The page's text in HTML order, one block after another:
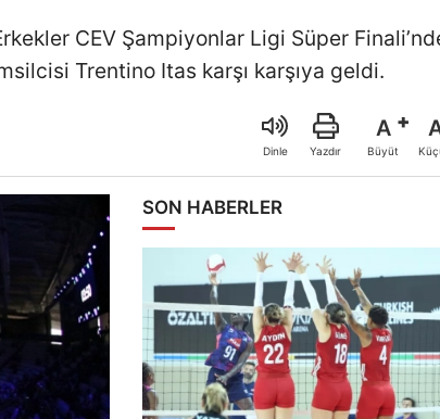
CEV Şampiyonlar Ligi Süper
Trentino Itas karşı karşıya geldi.
Dinle Yazdır
A
Büyüt
SON HABERLER